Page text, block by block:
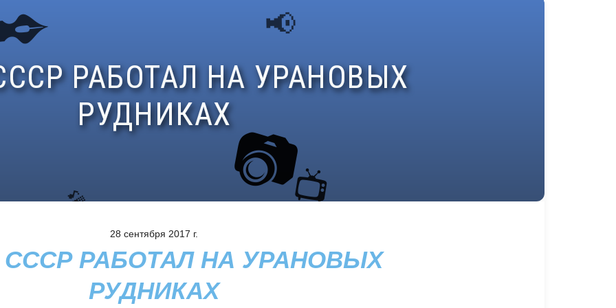
28 сентября 2017 г.
СССР РАБОТАЛ НА УРАНОВЫХ
РУДНИКАХ